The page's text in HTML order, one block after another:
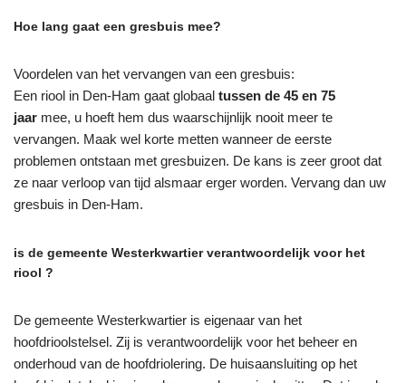
Hoe lang gaat een gresbuis mee?
Voordelen van het vervangen van een gresbuis:
Een riool in Den-Ham gaat globaal tussen de 45 en 75
jaar mee, u hoeft hem dus waarschijnlijk nooit meer te
vervangen. Maak wel korte metten wanneer de eerste
problemen ontstaan met gresbuizen. De kans is zeer groot dat
ze naar verloop van tijd alsmaar erger worden. Vervang dan uw
gresbuis in Den-Ham.
is de gemeente Westerkwartier verantwoordelijk voor het
riool ?
De gemeente Westerkwartier is eigenaar van het
hoofdrioolstelsel. Zij is verantwoordelijk voor het beheer en
onderhoud van de hoofdriolering. De huisaansluiting op het